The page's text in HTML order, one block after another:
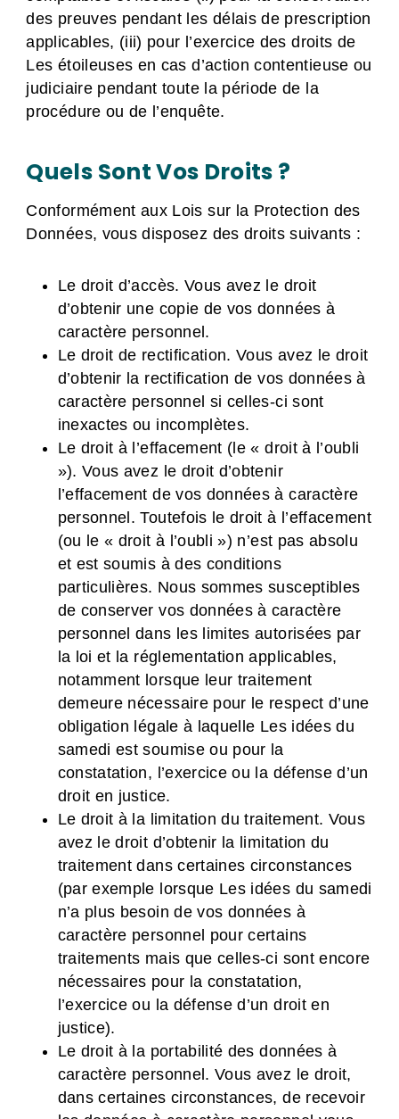
des preuves pendant les délais de prescription
applicables, (iii) pour l’exercice des droits de
Les étoileuses en cas d’action contentieuse ou
judiciaire pendant toute la période de la
procédure ou de l’enquête.
Quels Sont Vos Droits ?
Conformément aux Lois sur la Protection des
Données, vous disposez des droits suivants :
Le droit d’accès. Vous avez le droit
d’obtenir une copie de vos données à
caractère personnel.
Le droit de rectification. Vous avez le droit
d’obtenir la rectification de vos données à
caractère personnel si celles-ci sont
inexactes ou incomplètes.
Le droit à l’effacement (le « droit à l’oubli
»). Vous avez le droit d’obtenir
l’effacement de vos données à caractère
personnel. Toutefois le droit à l’effacement
(ou le « droit à l’oubli ») n’est pas absolu
et est soumis à des conditions
particulières. Nous sommes susceptibles
de conserver vos données à caractère
personnel dans les limites autorisées par
la loi et la réglementation applicables,
notamment lorsque leur traitement
demeure nécessaire pour le respect d’une
obligation légale à laquelle Les idées du
samedi est soumise ou pour la
constatation, l’exercice ou la défense d’un
droit en justice.
Le droit à la limitation du traitement. Vous
avez le droit d’obtenir la limitation du
traitement dans certaines circonstances
(par exemple lorsque Les idées du samedi
n’a plus besoin de vos données à
caractère personnel pour certains
traitements mais que celles-ci sont encore
nécessaires pour la constatation,
l’exercice ou la défense d’un droit en
justice).
Le droit à la portabilité des données à
caractère personnel. Vous avez le droit,
dans certaines circonstances, de recevoir